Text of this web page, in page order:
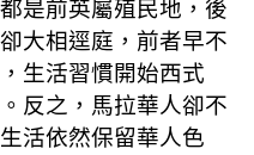
是前英屬殖民地，後
大相逕庭，前者早不
生活習慣開始西式
反之，馬拉華人卻不
活依然保留華人色